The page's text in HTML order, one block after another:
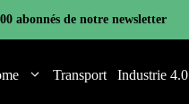
abonnés de notre newsletter
Transport Industrie 4.0